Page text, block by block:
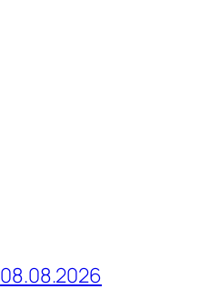
08.08.2026